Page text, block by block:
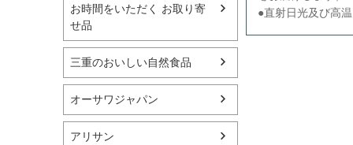
お時間をいただく お取り寄
せ品
三重のおいしい自然食品
オーサワジャパン
アリサン
●直射日光及び高